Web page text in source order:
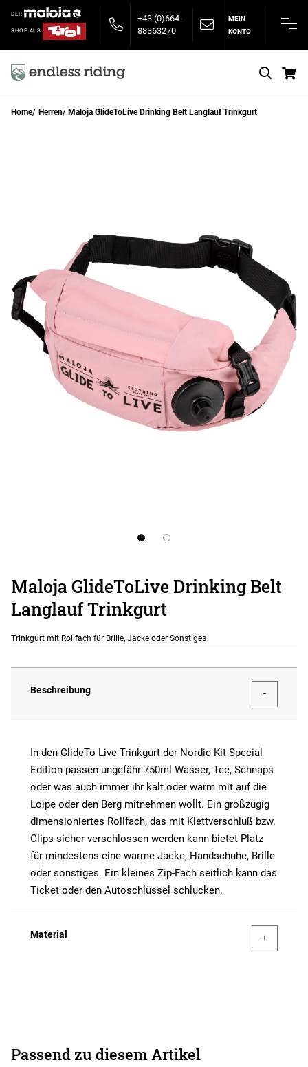
DER
SHOP AUS
+43 (0)664-
88363270
MEIN
KONTO
Home Herren Maloja GlideToLive Drinking Belt Langlauf Trinkgurt
Maloja GlideToLive Drinking Belt
Langlauf Trinkgurt
Trinkgurt mit Rollfach für Brille, Jacke oder Sonstiges
Beschreibung
In den GlideTo Live Trinkgurt der Nordic Kit Special
Edition passen ungefähr 750ml Wasser, Tee, Schnaps
oder was auch immer ihr kalt oder warm mit auf die
Loipe oder den Berg mitnehmen wollt. Ein großzügig
dimensioniertes Rollfach, das mit Klettverschluß bzw.
Clips sicher verschlossen werden kann bietet Platz
für mindestens eine warme Jacke, Handschuhe, Brille
oder sonstiges. Ein kleines Zip-Fach seitlich kann das
Ticket oder den Autoschlüssel schlucken.
Material
Passend zu diesem Artikel